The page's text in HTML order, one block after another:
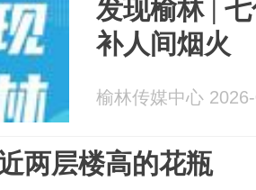
发现榆林 |
补人间烟火
榆林传媒中心
两层楼高的花瓶